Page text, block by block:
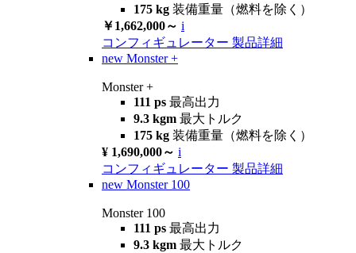
175 kg 装備重量（燃料を除く）
￥1,662,000～ i
コンフィギュレーター 製品詳細
new Monster +
Monster +
111 ps 最高出力
9.3 kgm 最大トルク
175 kg 装備重量（燃料を除く）
¥ 1,690,000～ i
コンフィギュレーター 製品詳細
new Monster 100
Monster 100
111 ps 最高出力
9.3 kgm 最大トルク